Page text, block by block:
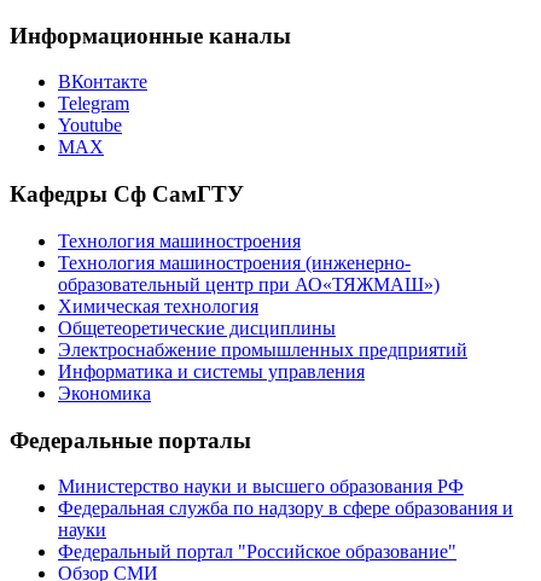
Информационные каналы
ВКонтакте
Telegram
Youtube
MAX
Кафедры Сф СамГТУ
Технология машиностроения
Технология машиностроения (инженерно-
образовательный центр при АО«ТЯЖМАШ»)
Химическая технология
Общетеоретические дисциплины
Электроснабжение промышленных предприятий
Информатика и системы управления
Экономика
Федеральные порталы
Министерство науки и высшего образования РФ
Федеральная служба по надзору в сфере образования и
науки
Федеральный портал "Российское образование"
Обзор СМИ